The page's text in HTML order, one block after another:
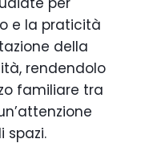
e la praticità
della
rendendolo
familiare tra
spazi.